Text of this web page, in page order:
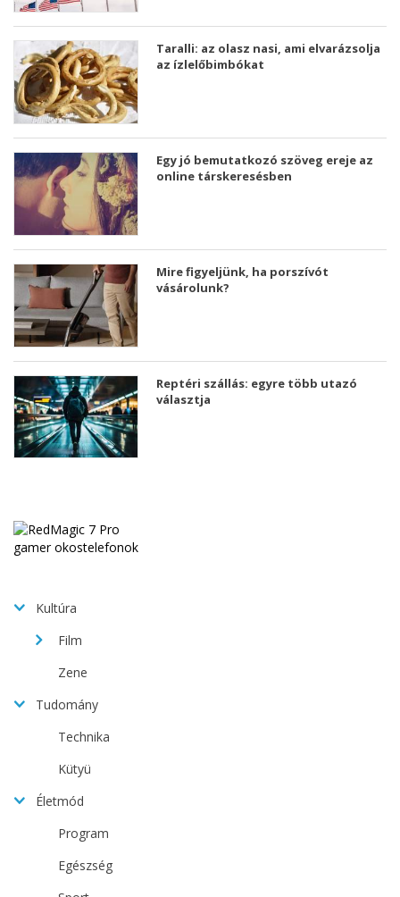
Taralli: az olasz nasi, ami elvarázsolja
az ízlelőbimbókat
Egy jó bemutatkozó szöveg ereje az
online társkeresésben
Mire figyeljünk, ha porszívót
vásárolunk?
Reptéri szállás: egyre több utazó
választja
Kultúra
Film
Zene
Tudomány
Technika
Kütyü
Életmód
Program
Egészség